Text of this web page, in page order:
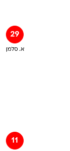
29
א. סלמן
11